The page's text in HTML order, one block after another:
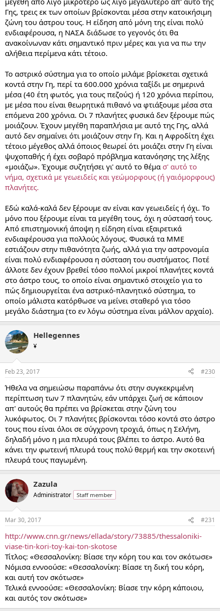
Γης, τρεις εκ των οποίων βρίσκονται μέσα στην κατοικήσιμη
ζώνη του άστρου τους. Η είδηση από μόνη της είναι πολύ
ενδιαφέρουσα, η ΝΑΣΑ διάδωσε το γεγονός ότι θα
ανακοίνωναν κάτι σημαντικό πριν μέρες και για να πω την
αλήθεια περίμενα κάτι τέτοιο.
Το αστρικό σύστημα για το οποίο μιλάμε βρίσκεται σχετικά
κοντά στην Γη, περί τα 600.000 χρόνια ταξίδι με σημερινά
μέσα (40 έτη φωτός, για τους πεζούς) ή 120 χρόνια περίπου,
με μέσα που είναι θεωρητικά πιθανό να φτιάξουμε μέσα στα
επόμενα 200 χρόνια. Οι 7 πλανήτες φυσικά δεν ξέρουμε πώς
μοιάζουν. Έχουν μεγέθη παραπλήσια με αυτό της Γης, αλλά
αυτό δεν σημαίνει ότι μοιάζουν στην Γη. Και η Αφροδίτη έχει
τέτοιο μέγεθος αλλά όποιος θεωρεί ότι μοιάζει στην Γη είναι
ψυχοπαθής ή έχει σοβαρό πρόβλημα κατανόησης της λέξης
«μοιάζω». Έχουμε συζητήσει γι' αυτό το θέμα σ' αυτό το
νήμα, σχετικά με γεωειδείς και γεώμορφους (ή γαιόμορφους)
πλανήτες.
Εδώ καλά-καλά δεν ξέρουμε αν είναι καν γεωειδείς ή όχι. Το
μόνο που ξέρουμε είναι τα μεγέθη τους, όχι η σύστασή τους.
Από επιστημονική άποψη η είδηση είναι εξαιρετικά
ενδιαφέρουσα για πολλούς λόγους. Φυσικά τα ΜΜΕ
εστιάζουν στην πιθανότητα ζωής, αλλά για την αστρονομία
είναι πολύ ενδιαφέρουσα η σύσταση του συστήματος. Ποτέ
άλλοτε δεν έχουν βρεθεί τόσο πολλοί μικροί πλανήτες κοντά
στο άστρο τους, το οποίο είναι σημαντικό στοιχείο για το
πώς δημιουργείται ένα αστρικό-πλανητικό σύστημα, το
οποίο μάλιστα κατόρθωσε να μείνει σταθερό για τόσο
μεγάλο διάστημα (το εν λόγω σύστημα είναι μάλλον αρχαίο).
Hellegennes
¥
Feb 23, 2017 #230
Ήθελα να σημειώσω παραπάνω ότι στην συγκεκριμένη
περίπτωση των 7 πλανητών, εάν υπάρχει ζωή σε κάποιον
απ' αυτούς θα πρέπει να βρίσκεται στην ζώνη του
λυκόφωτος. Οι 7 πλανήτες βρίσκονται τόσο κοντά στο άστρο
τους που είναι όλοι σε σύγχρονη τροχιά, όπως η Σελήνη,
δηλαδή μόνο η μια πλευρά τους βλέπει το άστρο. Αυτό θα
κάνει την φωτεινή πλευρά τους πολύ θερμή και την σκοτεινή
πλευρά τους παγωμένη.
Zazula
Administrator Staff member
Mar 30, 2017 #231
http://www.cnn.gr/news/ellada/story/73885/thessaloniki-
viase-tin-kori-toy-kai-ton-skotose
Τίτλος: «Θεσσαλονίκη: Βίασε την κόρη του και τον σκότωσε»
Νόμισα εννοούσε: «Θεσσαλονίκη: Βίασε τη δική του κόρη,
και αυτή τον σκότωσε»
Τελικά εννοούσε: «Θεσσαλονίκη: Βίασε την κόρη κάποιου,
και αυτός τον σκότωσε»